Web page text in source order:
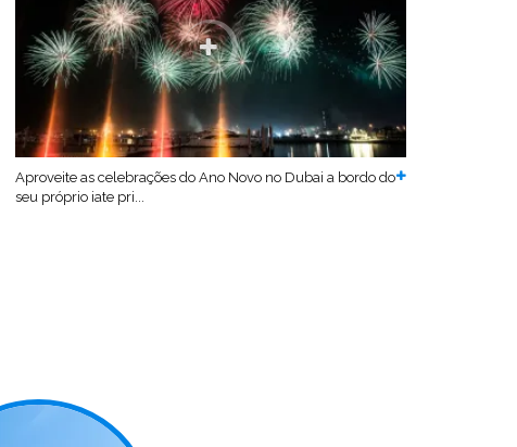
Aproveite as celebrações do Ano Novo no Dubai a bordo do
seu próprio iate pri...